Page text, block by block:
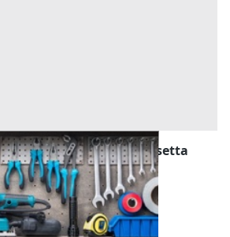
all'asta a Caltanissetta